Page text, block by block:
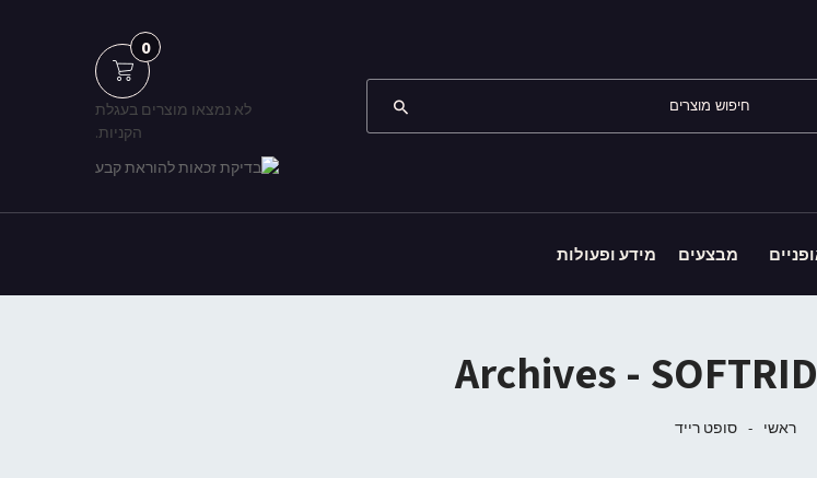
0
לא נמצאו מוצרים בעגלת
הקניות.
מבצעים מידע ופעולות
ראשי - סופט רייד